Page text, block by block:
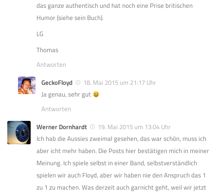
das ganze authentisch und hat noch eine Prise britischen
Humor (siehe sein Buch).
LG
Thomas
Antworten
GeckoFloyd
18. Mai 2015 um 21:17 Uhr
Ja genau, sehr gut
Antworten
Werner Dornhardt
19. Mai 2015 um 13:04 Uhr
Ich hab die Aussies zweimal gesehen, das war schön, muss ich
aber icht mehr haben. Die Posts hier bestätigen mich in meiner
Meinung. Ich spiele selbst in einer Band, selbstverständlich
spielen wir auch Floyd, aber wir haben nie den Anspruch das 1
zu 1 zu machen. Was derzeit auch garnicht geht, weil wir jetzt